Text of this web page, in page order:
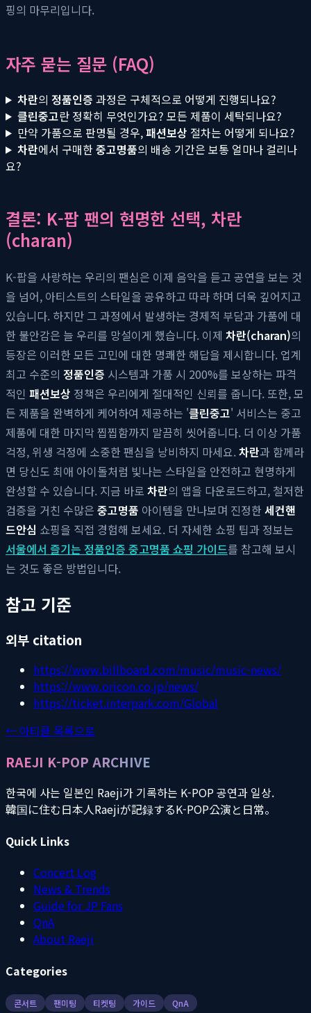
핑의 마무리입니다.
자주 묻는 질문 (FAQ)
차란의 정품인증 과정은 구체적으로 어떻게 진행되나요?
클린중고란 정확히 무엇인가요? 모든 제품이 세탁되나요?
만약 가품으로 판명될 경우,패션보상 절차는 어떻게 되나요?
차란에서 구매한중고명품의 배송 기간은 보통 얼마나 걸리나
요?
결론: K-팝 팬의 현명한 선택, 차란
(charan)
K-팝을 사랑하는 우리의 팬심은 이제 음악을 듣고 공연을 보는 것
을 넘어, 아티스트의 스타일을 공유하고 따라 하며 더욱 깊어지고
있습니다. 하지만 그 과정에서 발생하는 경제적 부담과 가품에 대
한 불안감은 늘 우리를 망설이게 했습니다. 이제 차란(charan)의
등장은 이러한 모든 고민에 대한 명쾌한 해답을 제시합니다. 업계
최고 수준의 정품인증 시스템과 가품 시 200%를 보상하는 파격
적인 패션보상 정책은 우리에게 절대적인 신뢰를 줍니다. 또한, 모
든 제품을 완벽하게 케어하여 제공하는 '클린중고' 서비스는 중고
제품에 대한 마지막 찝찝함까지 말끔히 씻어줍니다. 더 이상 가품
걱정, 위생 걱정에 소중한 팬심을 낭비하지 마세요.차란과 함께라
면 당신도 최애 아이돌처럼 빛나는 스타일을 안전하고 현명하게
완성할 수 있습니다. 지금 바로 차란의 앱을 다운로드하고, 철저한
검증을 거친 수많은 중고명품 아이템을 만나보며 진정한 세컨핸
드안심 쇼핑을 직접 경험해 보세요. 더 자세한 쇼핑 팁과 정보는
서울에서 즐기는 정품인증 중고명품 쇼핑 가이드를 참고해 보시
는 것도 좋은 방법입니다.
참고 기준
외부 citation
https://www.billboard.com/music/music-news/
https://www.oricon.co.jp/news/
https://ticket.interpark.com/Global
← 아티클 목록으로
RAEJI K-POP ARCHIVE
한국에 사는 일본인 Raeji가 기록하는 K-POP 공연과 일상.
韓国に住む日本人Raejiが記録するK-POP公演と日常。
Quick Links
Concert Log
News & Trends
Guide for JP Fans
QnA
About Raeji
Categories
콘서트 팬미팅 티켓팅 가이드 QnA